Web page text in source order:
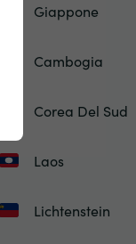
Giappone
Cambogia
Corea Del Sud
Laos
Lichtenstein